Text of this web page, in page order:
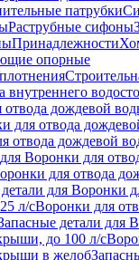
патрубки
Раструбные сифоны
Принадлежности
опорные
внутреннего
отвода дождевой
для отвода
отвода дождевой
Воронки для
для отвода
для Воронки
л/сВоронки для
детали для
до 100 л/с
в желоб